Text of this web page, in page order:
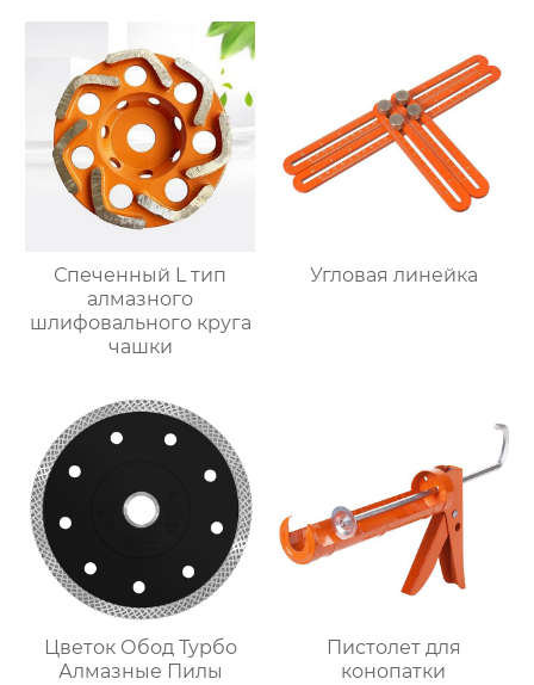
Спеченный L тип
алмазного
шлифовального круга
чашки
Угловая линейка
Цветок Обод Турбо
Алмазные Пилы
Пистолет для
конопатки